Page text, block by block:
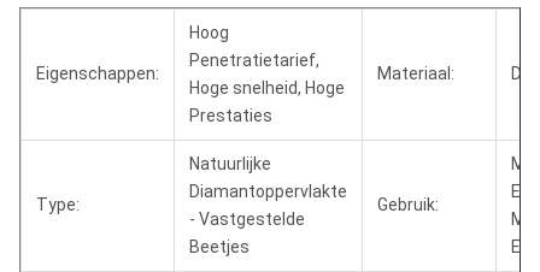
Eigenschappen:
Hoog
Penetratietarief,
Hoge snelheid, Hoge
Prestaties
Materiaal:
Type:
Natuurlijke
Diamantoppervlakte
- Vastgestelde
Beetjes
Gebruik: